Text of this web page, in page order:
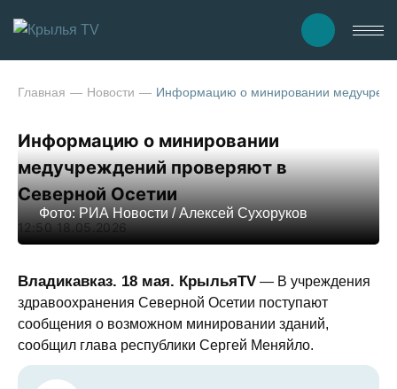
Главная Новости Информацию о минировании
Информацию о минировании
медучреждений проверяют в
Северной Осетии
12:50 18.05.2026
Фото: РИА Новости / Алексей Сухоруков
Владикавказ. 18 мая. КрыльяТV — В учреждения
здравоохранения Северной Осетии поступают
сообщения о возможном минировании зданий,
сообщил глава республики Сергей Меняйло.